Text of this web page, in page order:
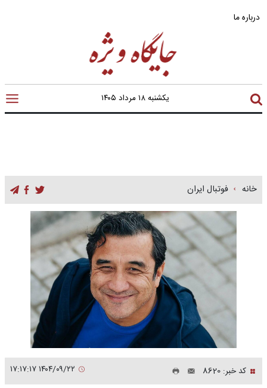
درباره ما
یکشنبه ۱۸ مرداد ۱۴۰۵
خانه فوتبال ایران
کد خبر: 8620